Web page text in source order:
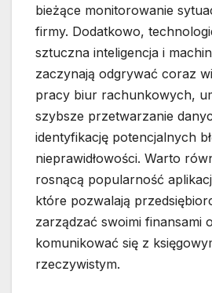
bieżące monitorowanie
firmy. Dodatkowo,
sztuczna inteligencja i
zaczynają odgrywać coraz
pracy biur rachunkowych,
szybsze przetwarzanie
identyfikację potencjalnych
nieprawidłowości. Warto
rosnącą popularność
które pozwalają
zarządzać swoimi finansami
komunikować się z
rzeczywistym.